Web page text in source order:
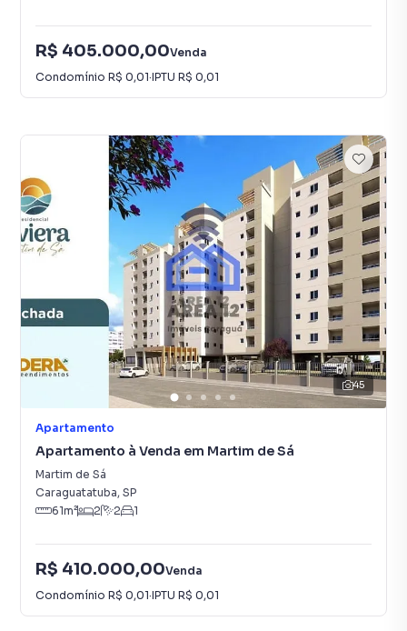
R$ 405.000,00Venda
Condomínio R$ 0,01·IPTU R$ 0,01
45
Apartamento
Apartamento à Venda em Martim de Sá
Martim de Sá
Caraguatatuba, SP
61m² 2 2 1
R$ 410.000,00Venda
Condomínio R$ 0,01·IPTU R$ 0,01